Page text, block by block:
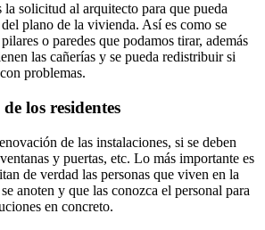
la solicitud al arquitecto para que pueda
plano de la vivienda. Así es como se
o paredes que podamos tirar, además
las cañerías y se pueda redistribuir si
problemas.
los residentes
de las instalaciones, si se deben
y puertas, etc. Lo más importante es
de verdad las personas que viven en la
anoten y que las conozca el personal para
en concreto.